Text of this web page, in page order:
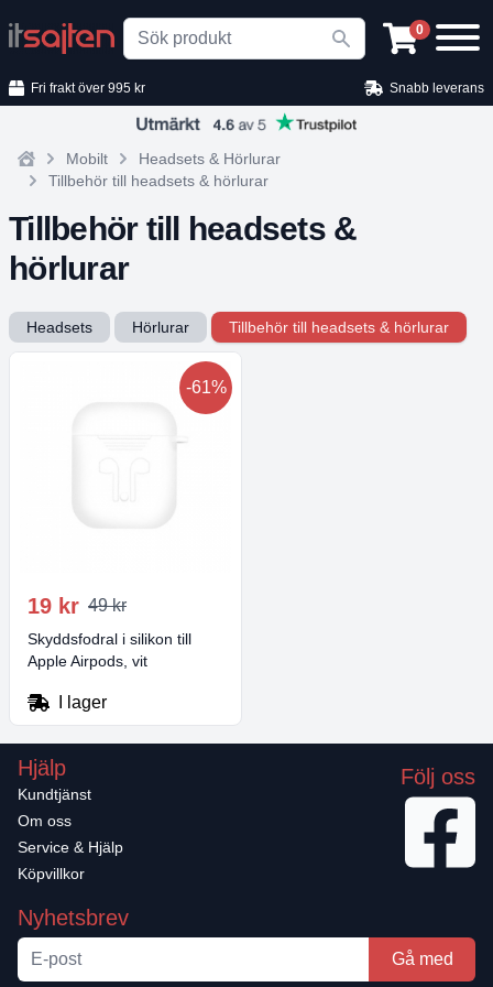
Search 0
Fri frakt över 995 kr Snabb leverans
Home
Mobilt
Headsets & Hörlurar
Tillbehör till headsets & hörlurar
Tillbehör till headsets &
hörlurar
Headsets Hörlurar Tillbehör till headsets & hörlurar
-61%
19 kr 49 kr
Skyddsfodral i silikon till
Apple Airpods, vit
I lager
Hjälp
Kundtjänst
Om oss
Service & Hjälp
Köpvillkor
Följ oss
Nyhetsbrev
Gå med